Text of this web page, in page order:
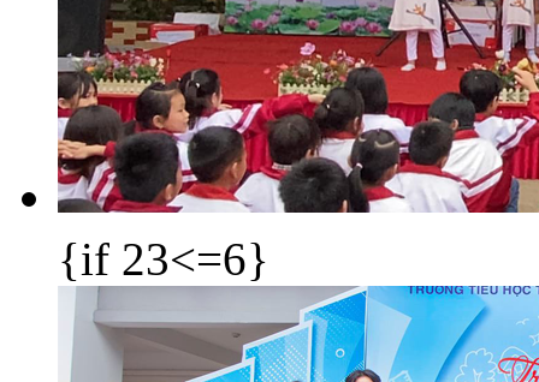
{if 23<=6}